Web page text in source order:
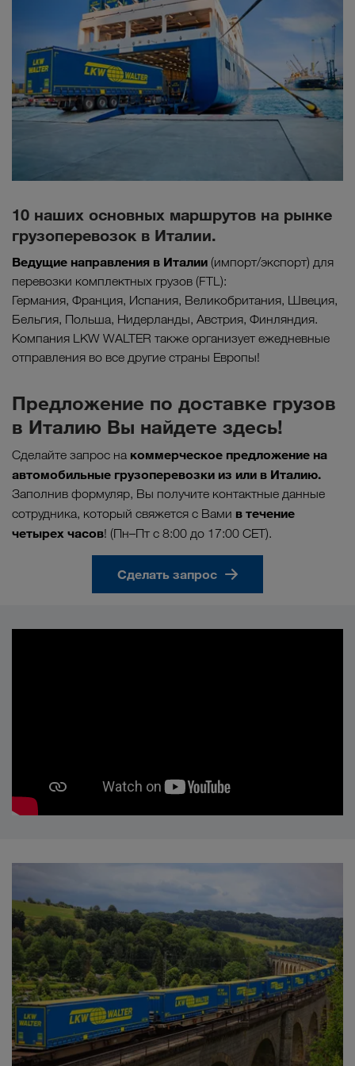
10 наших основных маршрутов на рынке
грузоперевозок в Италии.
Ведущие направления в Италии (импорт/экспорт) для
перевозки комплектных грузов (FTL):
Германия, Франция, Испания, Великобритания, Швеция,
Бельгия, Польша, Нидерланды, Австрия, Финляндия.
Компания LKW WALTER также организует ежедневные
отправления во все другие страны Европы!
Предложение по доставке грузов
в Италию Вы найдете здесь!
Сделайте запрос на коммерческое предложение на
автомобильные грузоперевозки из или в Италию.
Заполнив формуляр, Вы получите контактные данные
сотрудника, который свяжется с Вами в течение
четырех часов! (Пн–Пт с 8:00 до 17:00 CET).
Сделать запрос